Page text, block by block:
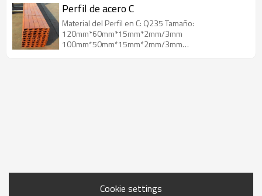
Perfil de acero C
Material del Perfil en C: Q235 Tamaño:
120mm*60mm*15mm*2mm/3mm
100mm*50mm*15mm*2mm/3mm
Cookie settings